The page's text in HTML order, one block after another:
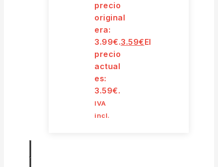
precio
original
era:
3.99€.3.59€El
precio
actual
es:
3.59€.
IVA
incl.